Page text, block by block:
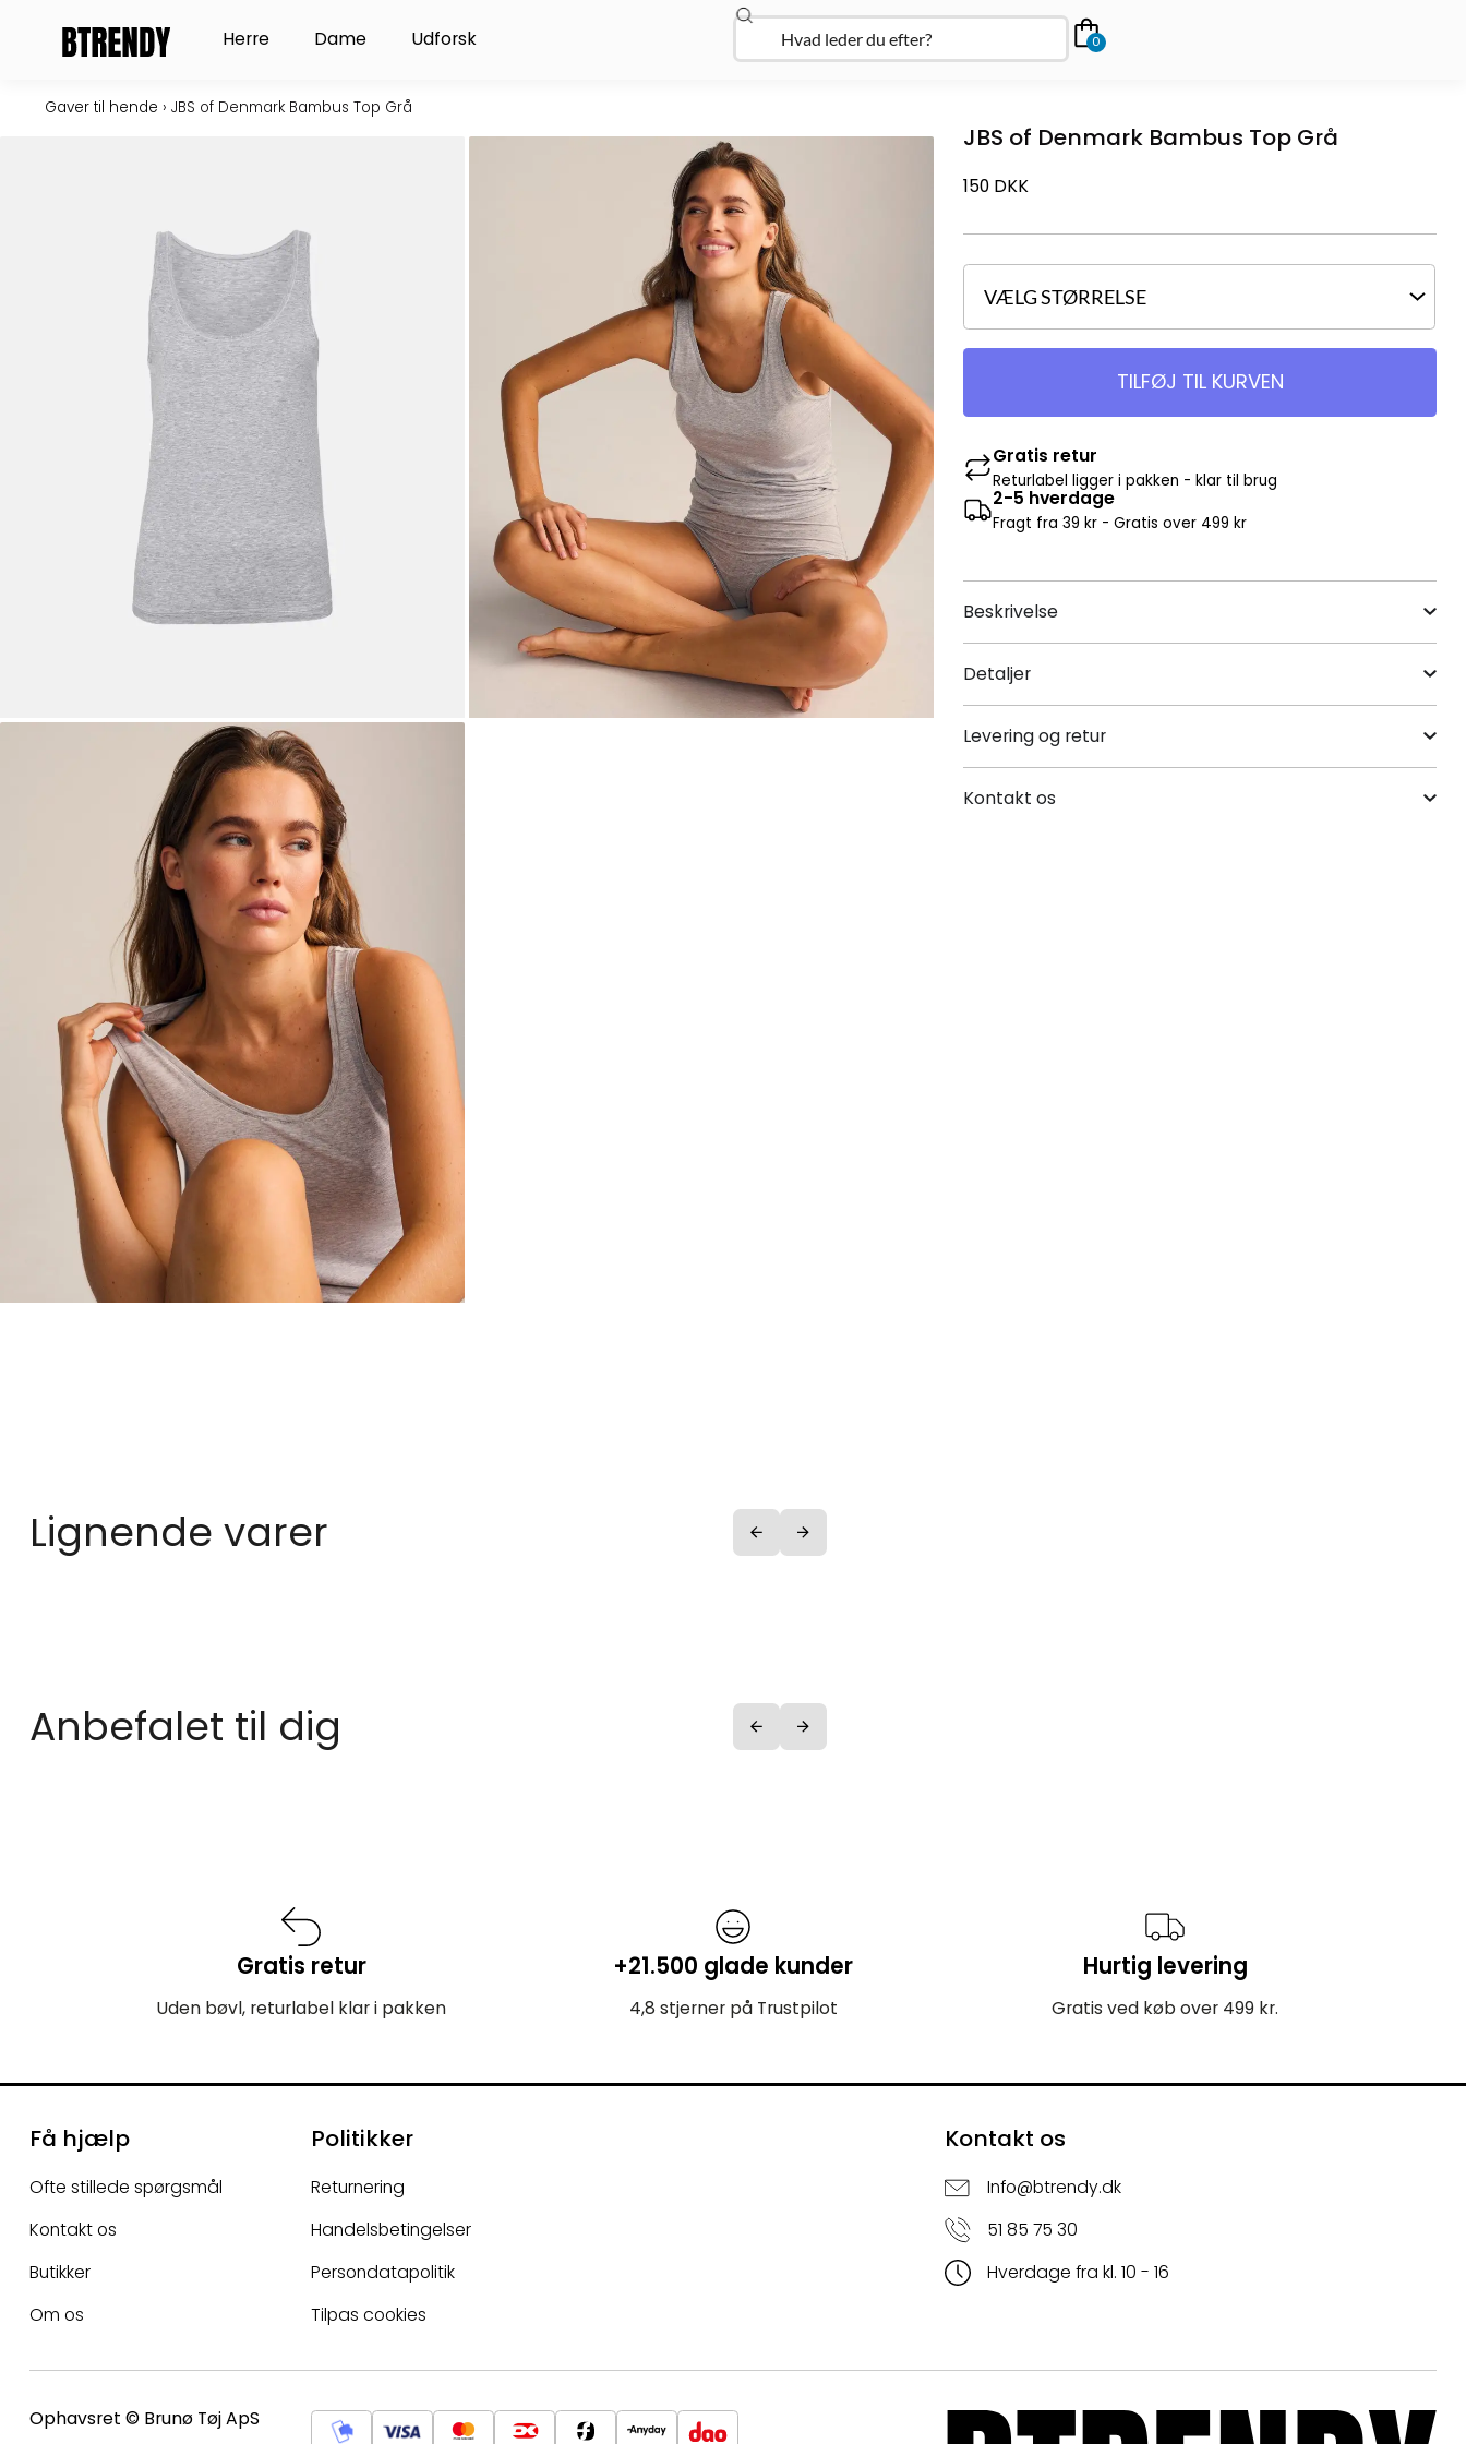
Herre Open Herre
Dame Open Dame
Udforsk Søg 0
Gaver til hende › JBS of Denmark Bambus Top Grå
JBS of Denmark Bambus Top Grå
150 DKK
TILFØJ TIL KURVEN
Gratis retur
Returlabel ligger i pakken - klar til brug
2-5 hverdage
Fragt fra 39 kr - Gratis over 499 kr
Beskrivelse
Detaljer
Levering og retur
Kontakt os
Lignende varer
Anbefalet til dig
Gratis retur
Uden bøvl, returlabel klar i pakken
+21.500 glade kunder
4,8 stjerner på Trustpilot
Hurtig levering
Gratis ved køb over 499 kr.
Få hjælp
Ofte stillede spørgsmål
Kontakt os
Butikker
Om os
Politikker
Returnering
Handelsbetingelser
Persondatapolitik
Tilpas cookies
Kontakt os
Info@btrendy.dk
51 85 75 30
Hverdage fra kl. 10 - 16
Ophavsret © Brunø Tøj ApS